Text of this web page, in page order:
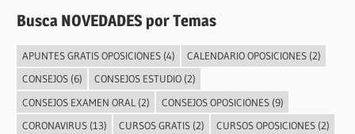
Busca NOVEDADES por Temas
APUNTES GRATIS OPOSICIONES(4) CALENDARIO OPOSICIONES(2)
CONSEJOS(6) CONSEJOS ESTUDIO(2)
CONSEJOS EXAMEN ORAL (2) CONSEJOS OPOSICIONES(9)
CORONAVIRUS(13) CURSOS GRATIS(2) CURSOS OPOSICIONES(2)